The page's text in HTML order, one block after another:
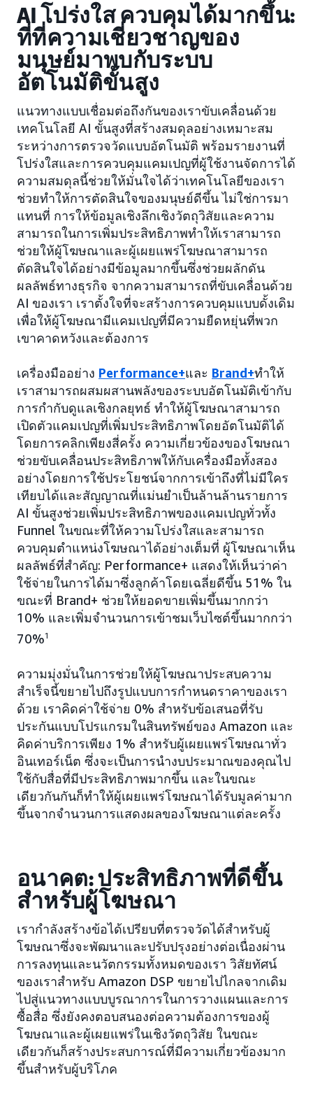
AI โปร่งใส ควบคุมได้มากขึ้น:
ที่ที่ความเชี่ยวชาญของ
มนุษย์มาพบกับระบบ
อัตโนมัติขั้นสูง
แนวทางแบบเชื่อมต่อถึงกันของเราขับเคลื่อนด้วย
เทคโนโลยี AI ขั้นสูงที่สร้างสมดุลอย่างเหมาะสม
ระหว่างการตรวจวัดแบบอัตโนมัติ พร้อมรายงานที่
โปร่งใสและการควบคุมแคมเปญที่ผู้ใช้งานจัดการได้
ความสมดุลนี้ช่วยให้มั่นใจได้ว่าเทคโนโลยีของเรา
ช่วยทำให้การตัดสินใจของมนุษย์ดีขึ้น ไม่ใช่การมา
แทนที่ การให้ข้อมูลเชิงลึกเชิงวัตถุวิสัยและความ
สามารถในการเพิ่มประสิทธิภาพทำให้เราสามารถ
ช่วยให้ผู้โฆษณาและผู้เผยแพร่โฆษณาสามารถ
ตัดสินใจได้อย่างมีข้อมูลมากขึ้นซึ่งช่วยผลักดัน
ผลลัพธ์ทางธุรกิจ จากความสามารถที่ขับเคลื่อนด้วย
AI ของเรา เราตั้งใจที่จะสร้างการควบคุมแบบดั้งเดิม
เพื่อให้ผู้โฆษณามีแคมเปญที่มีความยืดหยุ่นที่พวก
เขาคาดหวังและต้องการ
เครื่องมืออย่าง Performance+และ Brand+ทำให้
เราสามารถผสมผสานพลังของระบบอัตโนมัติเข้ากับ
การกำกับดูแลเชิงกลยุทธ์ ทำให้ผู้โฆษณาสามารถ
เปิดตัวแคมเปญที่เพิ่มประสิทธิภาพโดยอัตโนมัติได้
โดยการคลิกเพียงสี่ครั้ง ความเกี่ยวข้องของโฆษณา
ช่วยขับเคลื่อนประสิทธิภาพให้กับเครื่องมือทั้งสอง
อย่างโดยการใช้ประโยชน์จากการเข้าถึงที่ไม่มีใคร
เทียบได้และสัญญาณที่แม่นยำเป็นล้านล้านรายการ
AI ขั้นสูงช่วยเพิ่มประสิทธิภาพของแคมเปญทั่วทั้ง
Funnel ในขณะที่ให้ความโปร่งใสและสามารถ
ควบคุมตำแหน่งโฆษณาได้อย่างเต็มที่ ผู้โฆษณาเห็น
ผลลัพธ์ที่สำคัญ: Performance+ แสดงให้เห็นว่าค่า
ใช้จ่ายในการได้มาซึ่งลูกค้าโดยเฉลี่ยดีขึ้น 51% ใน
ขณะที่ Brand+ ช่วยให้ยอดขายเพิ่มขึ้นมากกว่า
10% และเพิ่มจำนวนการเข้าชมเว็บไซต์ขึ้นมากกว่า
70%1
ความมุ่งมั่นในการช่วยให้ผู้โฆษณาประสบความ
สำเร็จนี้ขยายไปถึงรูปแบบการกำหนดราคาของเรา
ด้วย เราคิดค่าใช้จ่าย 0% สำหรับข้อเสนอที่รับ
ประกันแบบโปรแกรมในสินทรัพย์ของ Amazon และ
คิดค่าบริการเพียง 1% สำหรับผู้เผยแพร่โฆษณาทั่ว
อินเทอร์เน็ต ซึ่งจะเป็นการนำงบประมาณของคุณไป
ใช้กับสื่อที่มีประสิทธิภาพมากขึ้น และในขณะ
เดียวกันกันก็ทำให้ผู้เผยแพร่โฆษณาได้รับมูลค่ามาก
ขึ้นจากจำนวนการแสดงผลของโฆษณาแต่ละครั้ง
อนาคต: ประสิทธิภาพที่ดีขึ้น
สำหรับผู้โฆษณา
เรากำลังสร้างข้อได้เปรียบที่ตรวจวัดได้สำหรับผู้
โฆษณาซึ่งจะพัฒนาและปรับปรุงอย่างต่อเนื่องผ่าน
การลงทุนและนวัตกรรมทั้งหมดของเรา วิสัยทัศน์
ของเราสำหรับ Amazon DSP ขยายไปไกลจากเดิม
ไปสู่แนวทางแบบบูรณาการในการวางแผนและการ
ซื้อสื่อ ซึ่งยังคงตอบสนองต่อความต้องการของผู้
โฆษณาและผู้เผยแพร่ในเชิงวัตถุวิสัย ในขณะ
เดียวกันก็สร้างประสบการณ์ที่มีความเกี่ยวข้องมาก
ขึ้นสำหรับผู้บริโภค